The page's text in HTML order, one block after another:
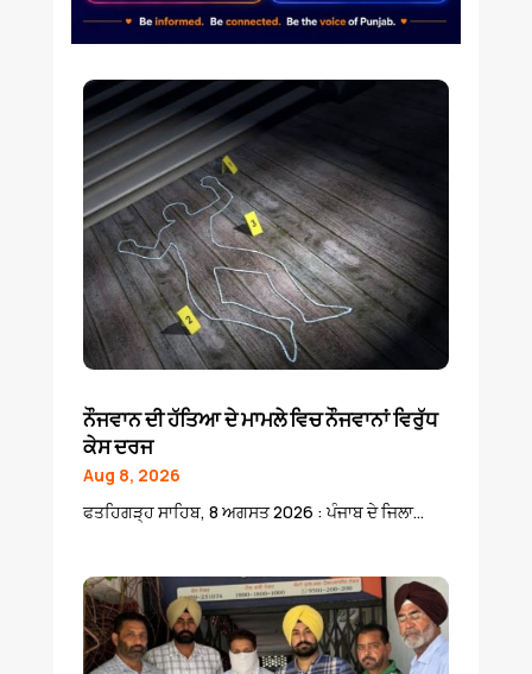
ਨੌਜਵਾਨ ਦੀ ਹੱਤਿਆ ਦੇ ਮਾਮਲੇ ਵਿਚ ਨੌਜਵਾਨਾਂ ਵਿਰੁੱਧ
ਕੇਸ ਦਰਜ
Aug 8, 2026
ਫਤਹਿਗੜ੍ਹ ਸਾਹਿਬ, 8 ਅਗਸਤ 2026 : ਪੰਜਾਬ ਦੇ ਜਿਲਾ...